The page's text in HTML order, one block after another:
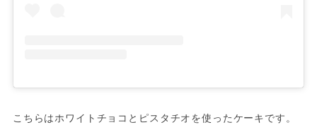
こちらはホワイトチョコとピスタチオを使ったケーキです。